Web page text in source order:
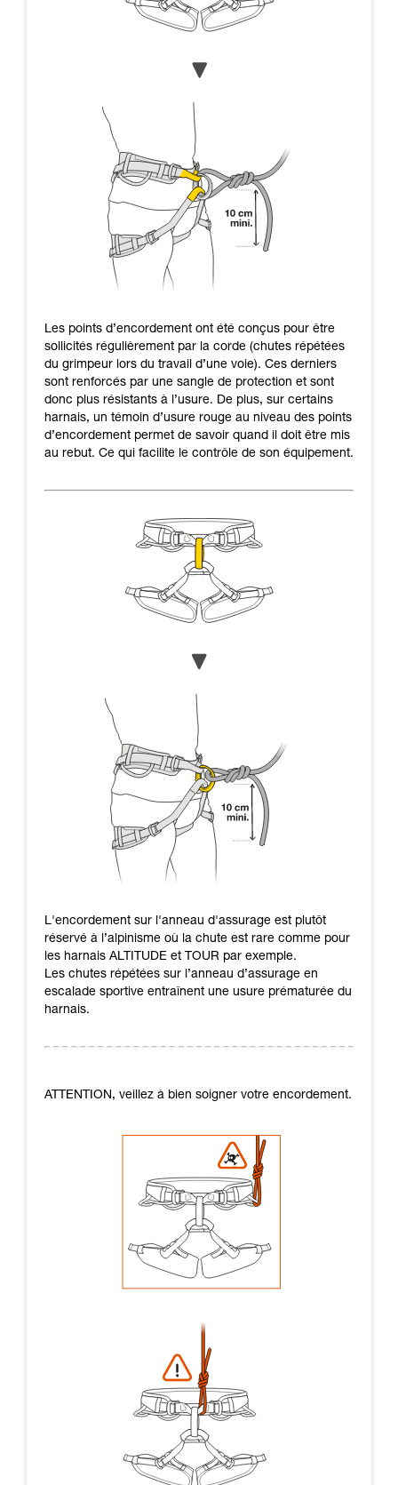
Les points d’encordement ont été conçus pour être
sollicités régulièrement par la corde (chutes répétées
du grimpeur lors du travail d’une voie). Ces derniers
sont renforcés par une sangle de protection et sont
donc plus résistants à l’usure. De plus, sur certains
harnais, un témoin d’usure rouge au niveau des points
d’encordement permet de savoir quand il doit être mis
au rebut. Ce qui facilite le contrôle de son équipement.
L'encordement sur l'anneau d'assurage est plutôt
réservé à l’alpinisme où la chute est rare comme pour
les harnais ALTITUDE et TOUR par exemple.
Les chutes répétées sur l’anneau d’assurage en
escalade sportive entraînent une usure prématurée du
harnais.
ATTENTION, veillez à bien soigner votre encordement.